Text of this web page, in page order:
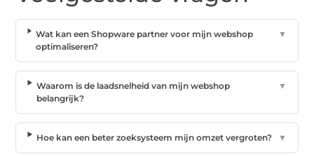
Wat kan een Shopware partner voor mijn webshop
optimaliseren?
▼
Waarom is de laadsnelheid van mijn webshop
belangrijk?
▼
Hoe kan een beter zoeksysteem mijn omzet vergroten? ▼